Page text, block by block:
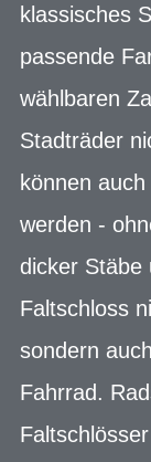
klassisches
passende
wählbaren
Stadträder
können
werden -
dicker Stäbe
Faltschloss
sondern
Fahrrad.